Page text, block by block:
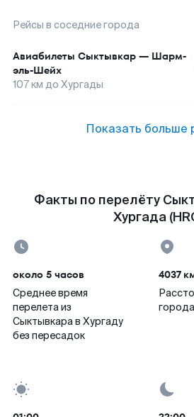
Рейсы в соседние города
Авиабилеты Сыктывкар — Шарм-
эль-Шейх
107км до Хургады
Показать больше
Факты по перелёту
Хургада
около 5 часов
Среднее время
перелета из
Сыктывкара в Хургаду
без пересадок
4037